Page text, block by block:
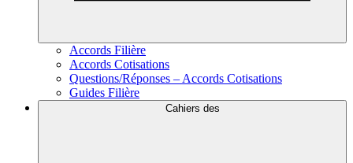
Accords Filière
Accords Cotisations
Questions/Réponses – Accords Cotisations
Guides Filière
Cahiers des